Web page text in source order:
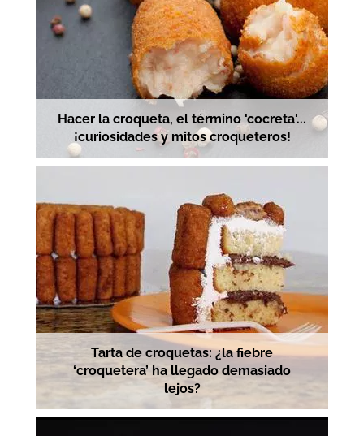
Hacer la croqueta, el término 'cocreta'...
¡curiosidades y mitos croqueteros!
Tarta de croquetas: ¿la fiebre
‘croquetera’ ha llegado demasiado
lejos?